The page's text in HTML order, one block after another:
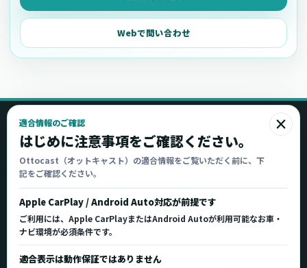
Webで問い合わせ
×
適合情報のご確認
はじめに注意事項をご確認ください。
Ottocast（オットキャスト）の適合情報をご覧いただく前に、下
記をご確認ください。
Apple CarPlay / Android Auto対応が前提です
ご利用には、Apple CarPlayまたはAndroid Autoが利用可能なお車・
ナビ環境が必須条件です。
適合表示は動作保証ではありません
Ottocast
オットキャスト
Ottocast正規販売代理店 Azgate株式会社
Ottocast（オットキャスト）の製品情報、車種適
合、サポート情報を日本国内向けに整理してご案内し
ます。
正規販売代理店 車種適合情報 国内サポート窓口